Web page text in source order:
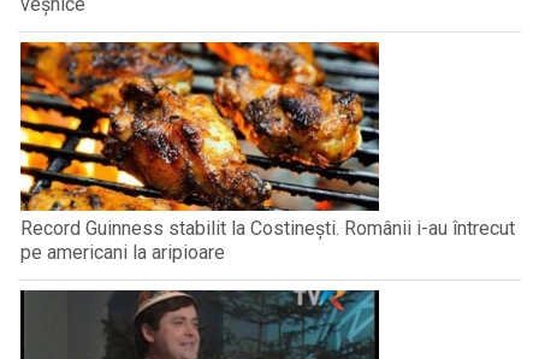
Record Guinness stabilit la Costinești. Românii i-au întrecut
pe americani la aripioare